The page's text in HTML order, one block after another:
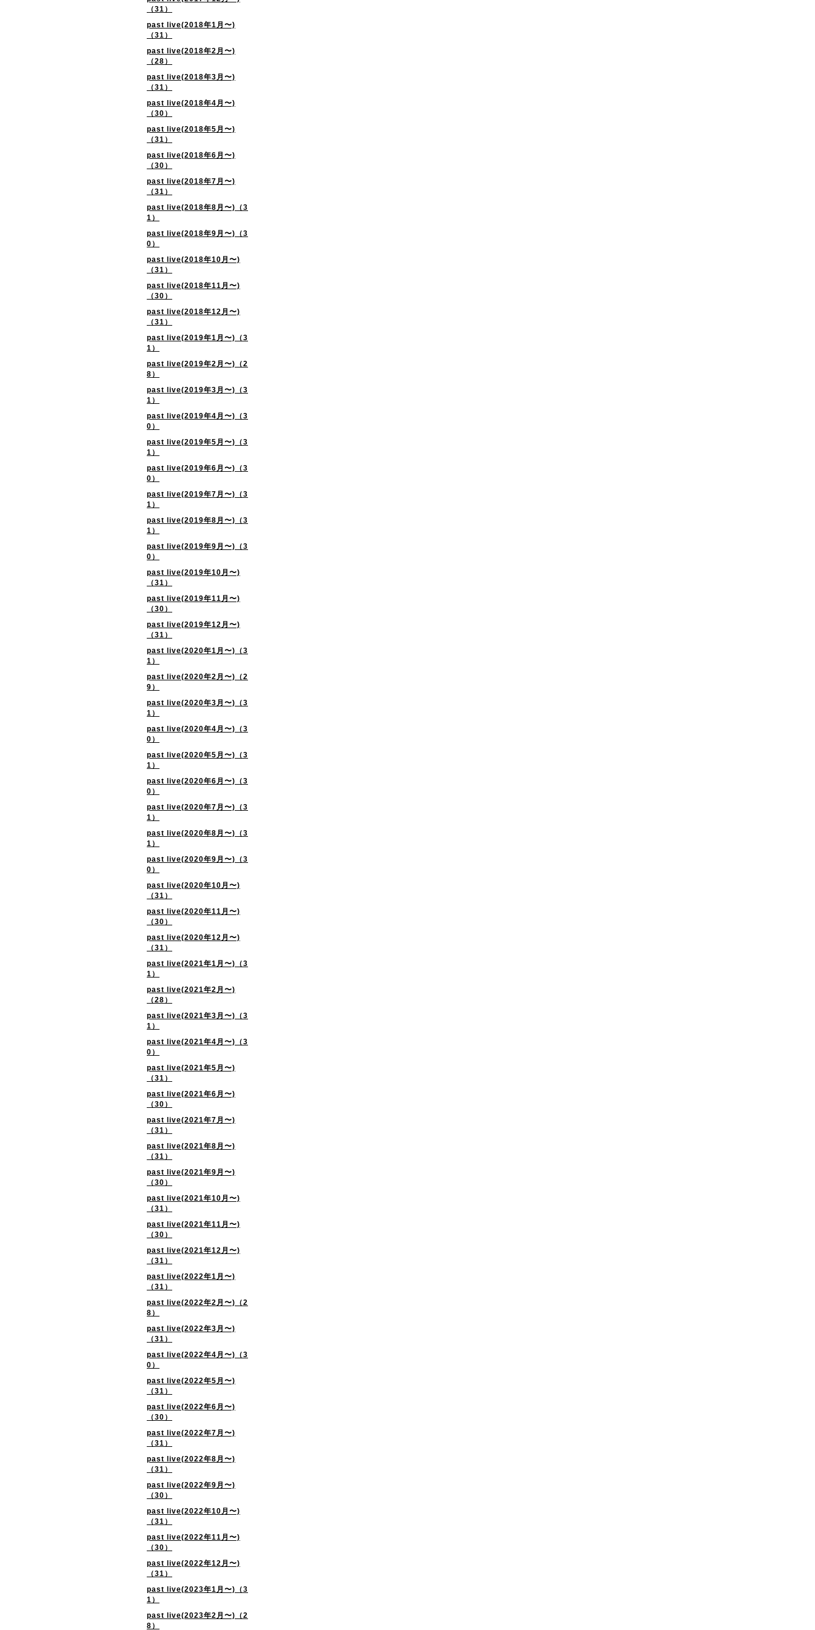
（31）
past live(2018年1月〜)
（31）
past live(2018年2月〜)
（28）
past live(2018年3月〜)
（31）
past live(2018年4月〜)
（30）
past live(2018年5月〜)
（31）
past live(2018年6月〜)
（30）
past live(2018年7月〜)
（31）
past live(2018年8月〜)（3
1）
past live(2018年9月〜)（3
0）
past live(2018年10月〜)
（31）
past live(2018年11月〜)
（30）
past live(2018年12月〜)
（31）
past live(2019年1月〜)（3
1）
past live(2019年2月〜)（2
8）
past live(2019年3月〜)（3
1）
past live(2019年4月〜)（3
0）
past live(2019年5月〜)（3
1）
past live(2019年6月〜)（3
0）
past live(2019年7月〜)（3
1）
past live(2019年8月〜)（3
1）
past live(2019年9月〜)（3
0）
past live(2019年10月〜)
（31）
past live(2019年11月〜)
（30）
past live(2019年12月〜)
（31）
past live(2020年1月〜)（3
1）
past live(2020年2月〜)（2
9）
past live(2020年3月〜)（3
1）
past live(2020年4月〜)（3
0）
past live(2020年5月〜)（3
1）
past live(2020年6月〜)（3
0）
past live(2020年7月〜)（3
1）
past live(2020年8月〜)（3
1）
past live(2020年9月〜)（3
0）
past live(2020年10月〜)
（31）
past live(2020年11月〜)
（30）
past live(2020年12月〜)
（31）
past live(2021年1月〜)（3
1）
past live(2021年2月〜)
（28）
past live(2021年3月〜)（3
1）
past live(2021年4月〜)（3
0）
past live(2021年5月〜)
（31）
past live(2021年6月〜)
（30）
past live(2021年7月〜)
（31）
past live(2021年8月〜)
（31）
past live(2021年9月〜)
（30）
past live(2021年10月〜)
（31）
past live(2021年11月〜)
（30）
past live(2021年12月〜)
（31）
past live(2022年1月〜)
（31）
past live(2022年2月〜)（2
8）
past live(2022年3月〜)
（31）
past live(2022年4月〜)（3
0）
past live(2022年5月〜)
（31）
past live(2022年6月〜)
（30）
past live(2022年7月〜)
（31）
past live(2022年8月〜)
（31）
past live(2022年9月〜)
（30）
past live(2022年10月〜)
（31）
past live(2022年11月〜)
（30）
past live(2022年12月〜)
（31）
past live(2023年1月〜)（3
1）
past live(2023年2月〜)（2
8）